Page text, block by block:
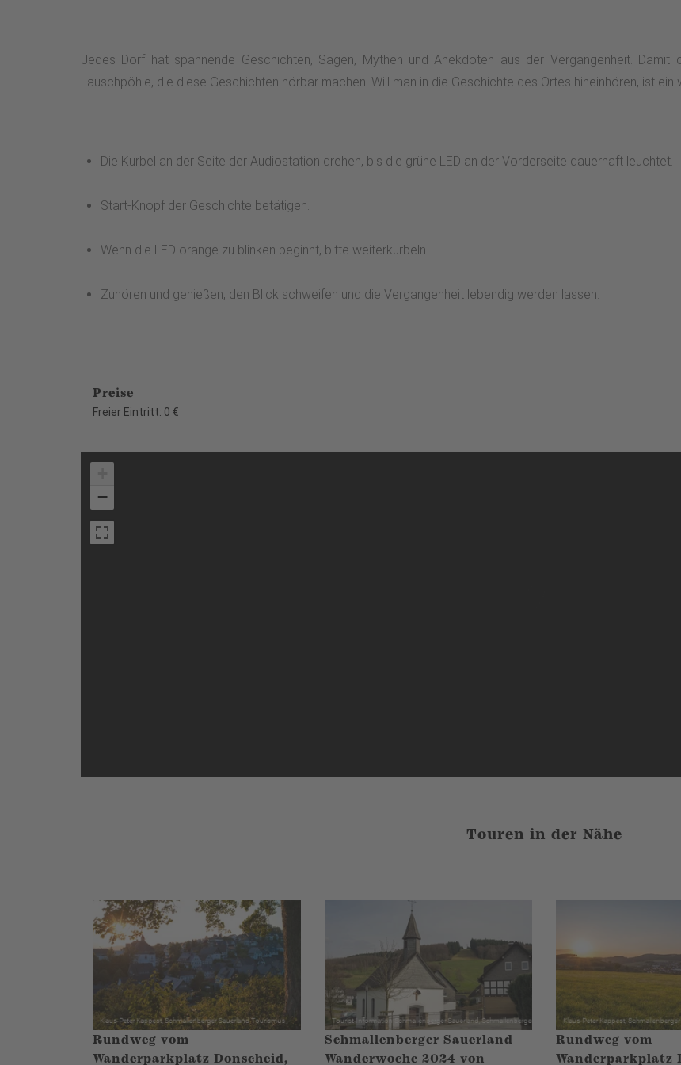
Jedes Dorf hat spannende Geschichten, Sagen, Mythen und Anekdoten aus der Vergangenheit.
Lauschpöhle, die diese Geschichten hörbar machen. Will man in die Geschichte des Ortes hineinhören, ist
Die Kurbel an der Seite der Audiostation drehen, bis die grüne LED an der Vorderseite dauerhaft leuchtet.
Start-Knopf der Geschichte betätigen.
Wenn die LED orange zu blinken beginnt, bitte weiterkurbeln.
Zuhören und genießen, den Blick schweifen und die Vergangenheit lebendig werden lassen.
Preise
Freier Eintritt: 0 €
−
Touren in der Nähe
Rundweg vom
Wanderparkplatz Donscheid,
Schmallenberger Sauerland
Wanderwoche 2024 von
Rundweg vom
Wanderparkplatz